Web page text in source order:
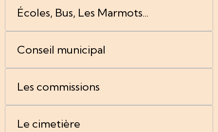
Écoles, Bus, Les Marmots...
Conseil municipal
Les commissions
Le cimetière